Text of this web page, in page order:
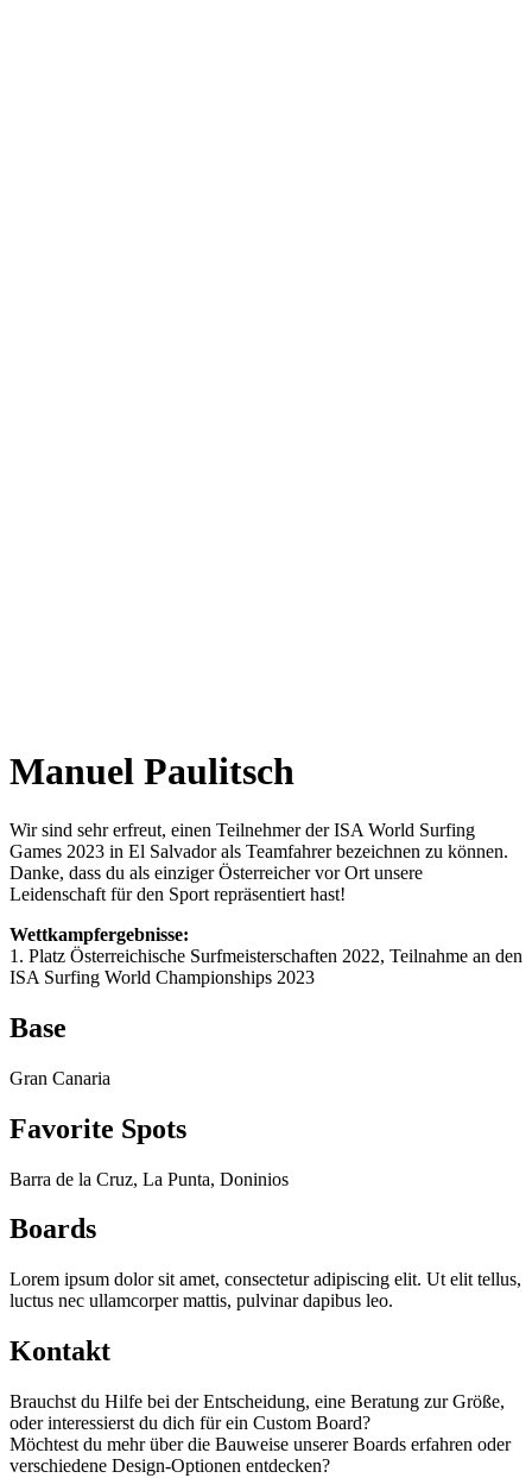
Manuel Paulitsch
Wir sind sehr erfreut, einen Teilnehmer der ISA World Surfing
Games 2023 in El Salvador als Teamfahrer bezeichnen zu können.
Danke, dass du als einziger Österreicher vor Ort unsere
Leidenschaft für den Sport repräsentiert hast!
Wettkampfergebnisse:
1. Platz Österreichische Surfmeisterschaften 2022, Teilnahme an den
ISA Surfing World Championships 2023
Base
Gran Canaria
Favorite Spots
Barra de la Cruz, La Punta, Doninios
Boards
Lorem ipsum dolor sit amet, consectetur adipiscing elit. Ut elit tellus,
luctus nec ullamcorper mattis, pulvinar dapibus leo.
Kontakt
Brauchst du Hilfe bei der Entscheidung, eine Beratung zur Größe,
oder interessierst du dich für ein Custom Board?
Möchtest du mehr über die Bauweise unserer Boards erfahren oder
verschiedene Design-Optionen entdecken?